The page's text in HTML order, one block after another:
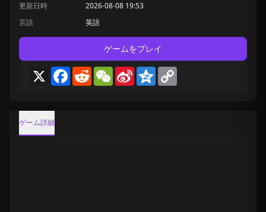
更新日時
2026-08-08 19:53
言語
英語
ゲームをプレイ
X Facebook
RedditWeChat
Sina
Weibo
Qzone
ゲーム詳細